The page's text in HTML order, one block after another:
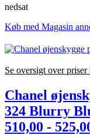
nedsat
Køb med Magasin
Se oversigt over priser
Chanel
324 Blurry
510,00 -